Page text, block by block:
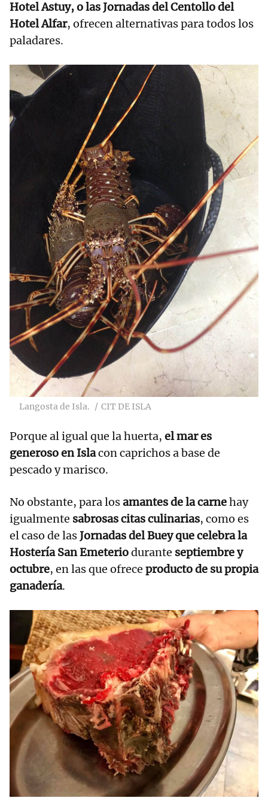
Hotel Astuy, o las Jornadas del Centollo del
Hotel Alfar, ofrecen alternativas para todos los
paladares.
Langosta de Isla. CIT DE ISLA
Porque al igual que la huerta, el mar es
generoso en Islacon caprichos a base de
pescado y marisco.
No obstante, para losamantes de la carnehay
igualmente sabrosas citas culinarias, como es
el caso de lasJornadas del Buey que celebra la
Hostería San Emeteriodurante septiembre y
octubre, en las que ofrece producto de su propia
ganadería.